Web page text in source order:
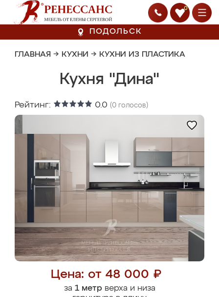
0
ПОДОЛЬСК
ГЛАВНАЯ → КУХНИ → КУХНИ ИЗ ПЛАСТИКА
Кухня "Дина"
Рейтинг: 0.0 (0 голосов)
Цена: от 48 000 ₽
за 1 метрверха и низа